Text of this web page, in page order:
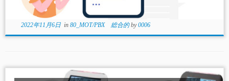
2022年11月6日in 80_MOT/PBX 総合的by0006